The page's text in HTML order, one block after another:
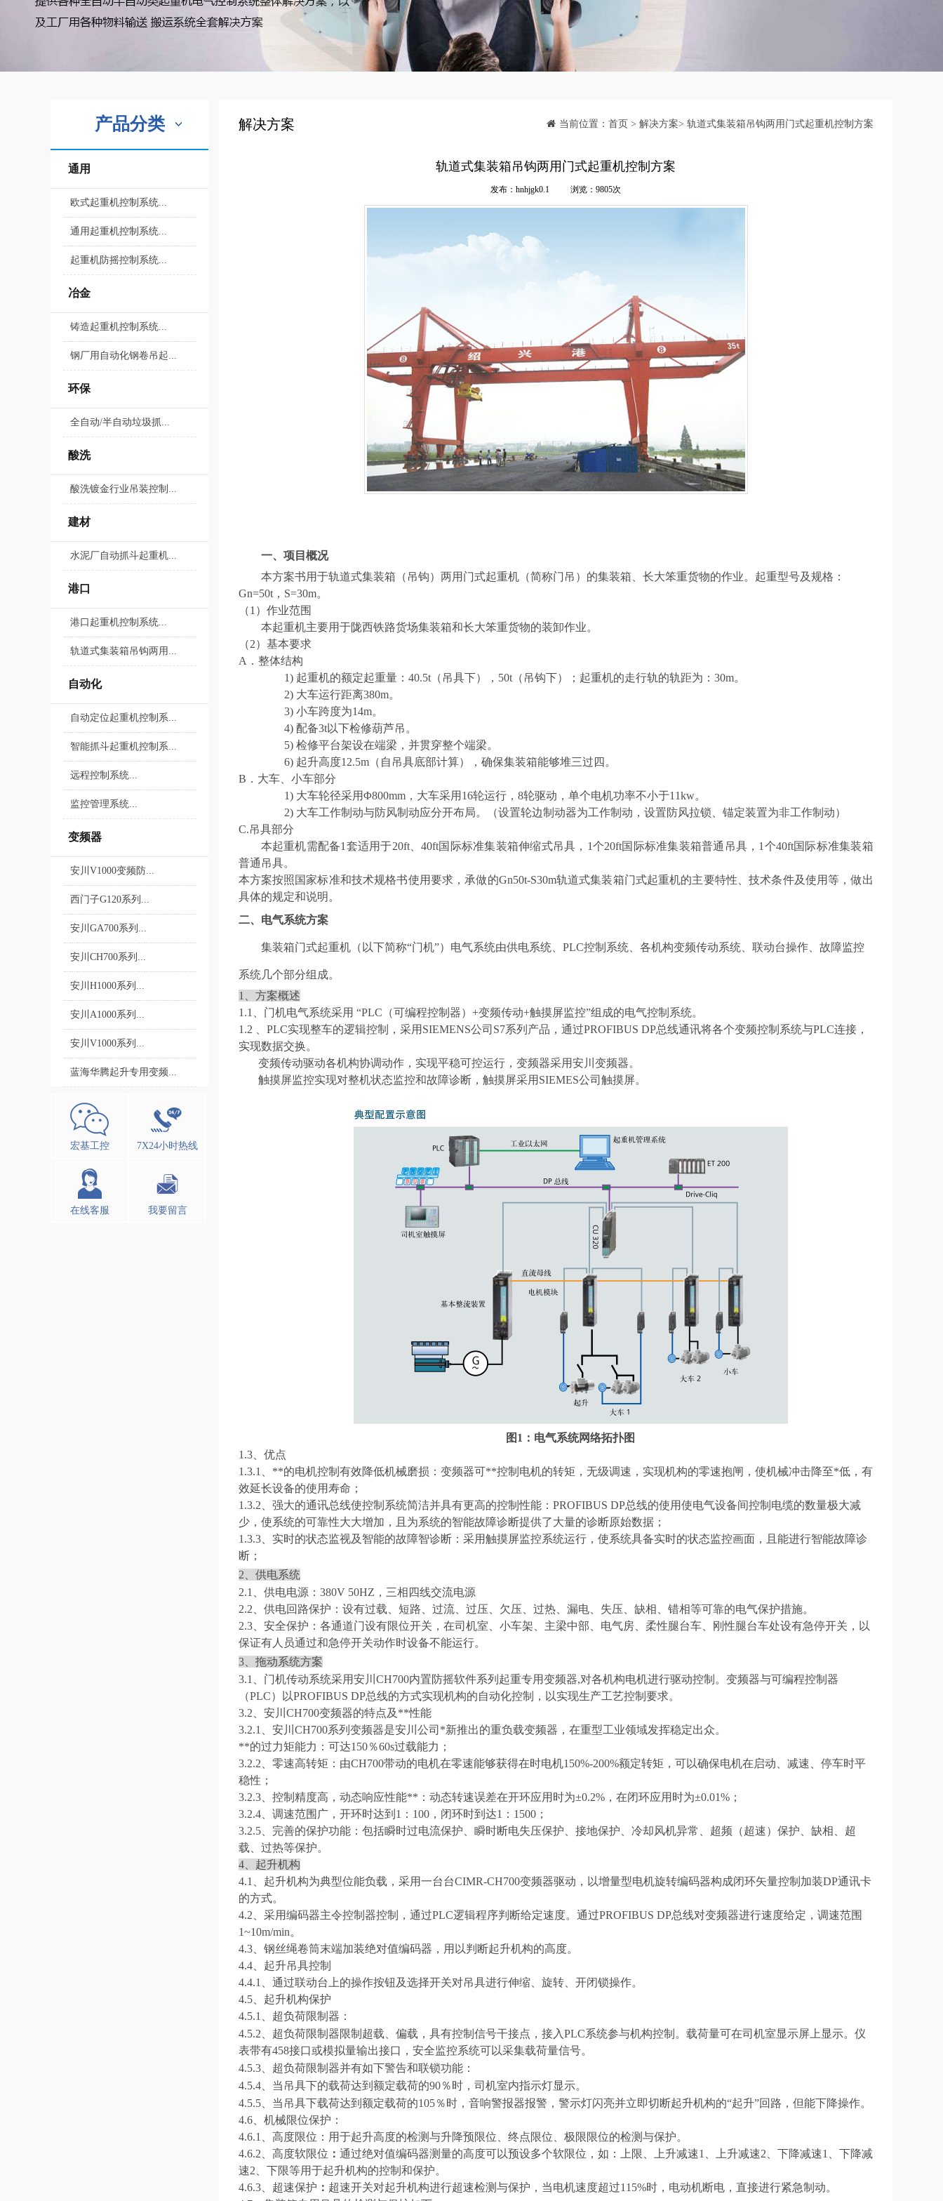
产品分类
通用
欧式起重机控制系统...
通用起重机控制系统...
起重机防摇控制系统...
冶金
铸造起重机控制系统...
钢厂用自动化钢卷吊起...
环保
全自动/半自动垃圾抓...
酸洗
酸洗镀金行业吊装控制...
建材
水泥厂自动抓斗起重机...
港口
港口起重机控制系统...
轨道式集装箱吊钩两用...
自动化
自动定位起重机控制系...
智能抓斗起重机控制系...
远程控制系统...
监控管理系统...
变频器
安川V1000变频防...
西门子G120系列...
安川GA700系列...
安川CH700系列...
安川H1000系列...
安川A1000系列...
安川V1000系列...
蓝海华腾起升专用变频...
宏基工控 7X24小时热线
在线客服 我要留言
解决方案 当前位置： 首页 > 解决方案> 轨道式集装箱吊钩两用门式起重机控制方案
轨道式集装箱吊钩两用门式起重机控制方案
发布：hnhjgk0.1 浏览：9805次
一、 项目概况
本方案书用于轨道式集装箱（吊钩）两用门式起重机（简称门吊）的集装箱、长大笨重货物的作业。 起重型号及规格 ：
Gn=50t，S=30m。
（1）作业范围
本起重机主要用于陇西铁路货场集装箱和长大笨重货物的装卸作业。
（2）基本要求
A．整体结构
1) 起重机的额定起重量： 40.5t（吊具下），50t（吊钩下）；起重机的走行轨的轨距为：30m。
2) 大车运行距离380m。
3) 小车跨度为14m。
4) 配备3t以下检修葫芦吊。
5) 检修平台架设在端梁，并贯穿整个端梁。
6) 起升高度12.5m（自吊具底部计算），确保集装箱能够堆三过四。
B．大车、小车部分
1) 大车轮径采用Φ800mm，大车采用16轮运行，8轮驱动，单个电机功率不小于11kw。
2) 大车工作制动与防风制动应分开布局。
（设置轮边制动器为工作制动，设置防风拉锁、锚定装置为非工作制动）
C.吊具部分
本起重机需配备1套适用于20ft、40ft国际标准集装箱伸缩式吊具，1个20ft国际标准集装箱普通吊具，1个40ft国际标准集装箱
普通吊具。
本方案按照国家标准和技术规格书使用要求，承做的Gn50t-S30m轨道式集装箱门式起重机的主要特性 、技术条件及使用等，做出
具体的规定和说明 。
二、 电气系统方案
集装箱门式起重机（以下简称“门机”） 电气系统由供电系统、 PLC控制系统、各机构变频传动系统、联动台操作、故障监控
系统几个部分组成。
1、 方案概述
1.1、 门机电气系统采用 “PLC（可编程控制器）+变频传动+触摸屏监控”组成的电气控制系统。
1.2 、 PLC实现整车的逻辑控制，采用SIEMENS公司S7系列产品，通过PROFIBUS DP总线通讯将各个变频控制系统与PLC连接，
实现数据交换。
变频传动驱动各机构协调动作，实现平稳可控运行，变频器采用安川变频器。
触摸屏监控实现对整机状态监控和故障诊断， 触摸屏采用 SIEMES公司 触摸屏。
图1：电气系统网络拓扑图
1.3、 优点
1.3.1、 **的电机控制有效降低机械磨损：变频器可**控制电机的转矩，无级调速，实现机构的零速抱闸，使机械冲击降至*低，有
效延长设备的使用寿命；
1.3.2、 强大的通讯总线使控制系统简洁并具有更高的控制性能： PROFIBUS DP总线的使用使电气设备间控制电缆的数量极大减
少，使系统的可靠性大大增加，且为系统的智能故障诊断提供了大量的诊断原始数据；
1.3.3、 实时的状态监视及智能的故障智诊断：采用触摸屏监控系统运行，使系统具备实时的状态监控画面，且能进行智能故障诊
断；
2
供电系统
2.1、 供电电源： 380V50HZ，三相四线交流电源
2.2、 供电回路保护：设有过载、短路、过流、过压、欠压、过热、漏电、失压、缺相、错相等可靠的电气保护措施。
2.3、 安全保护： 各通道门设有限位开关，在司机室、小车架、主梁中部、电气房、柔性腿台车、刚性腿台车处设有急停开关 ，以
保证有人员通过和急停开关动作时设备不能运行。
3、 拖动系统方案
3.1、 门机传动系统采用安川 CH700内置防摇软件系列 起重专用变频器,对各机构电机进行驱动控制。变频器与可编程控制器
（PLC）以PROFIBUS DP总线的方式实现机构的自动化控制，以实现生产工艺控制要求。
3.2、 安川 CH700变频器的特点及**性能
3.2.1、 安川 CH700系列变频器是安川公司*新推出的重负载变频器，在重型工业领域发挥稳定出众。
**的过力矩能力 ： 可达150％60s过载能力；
3.2.2、 零速高转矩： 由CH700带动的电机在零速能够获得在时电机150%-200%额定转矩，可以确保电机在启动、减速、停车时平
稳性；
3.2.3、 控制精度高，动态响应性能** ： 动态转速误差在开环应用时为±0.2%，在闭环应用时为±0.01%；
3.2.4、 调速范围广，开环时达到 1： 100，闭环时到达1：1500；
3.2.5、 完善的保护功能： 包括瞬时过电流保护、瞬时断电失压保护、接地保护、冷却风机异常、超频（超速）保护、缺相、超
载、过热等保护。
4、 起升机构
4.1、 起升机构为典型位能负载，采用一台台CIMR-CH700变频器驱动，以增量型电机旋转编码器构成闭环矢量控制 加装DP通讯卡
的方式。
4.2、 采用编码器主令控制器控制 ，通过PLC逻辑程序判断给定速度。通过PROFIBUS DP总线对变频器进行速度给定，调速范围
1~10m/min。
4.3、 钢丝绳卷筒末端加装绝对值编码器，用以判断起升机构的高度。
4.4、 起升吊具控制
4.4.1、 通过联动台上的操作按钮及选择开关对吊具进行伸缩、旋转、开闭锁操作。
4.5、 起升机构保护
4.5.1、 超负荷限制器 ：
4.5.2、 超负荷限制器限制超载、偏载，具有控制信号干接点，接入PLC系统参与机构控制。载荷量可在司机室显示屏上显示。仪
表带有458接口或模拟量输出接口，安全监控系统可以采集载荷量信号。
4.5.3、 超负荷限制器并有如下警告和联锁功能：
4.5.4、 当吊具下的载荷达到额定载荷的90％时，司机室内指示灯显示。
4.5.5、 当吊具下载荷达到额定载荷的105％时，音响警报器报警，警示灯闪亮并立即切断起升机构的“起升”回路，但能下降操作。
4.6、 机械限位保护：
4.6.1、 高度限位： 用于起升高度的检测与升降预限位、终点限位、极限限位的检测与保护。
4.6.2、 高度软限位 ： 通过绝对值编码器测量的高度可以预设多个软限位，如： 上限 、上升减速1、上升减速2、 下降减速1、 下降减
速2、 下限等用于起升机构的控制 和保护。
4.6.3、 超速保护 ： 超速开关对起升机构进行超速检测与保护，当电机速度超过115%时，电动机断电，直接进行紧急制动。